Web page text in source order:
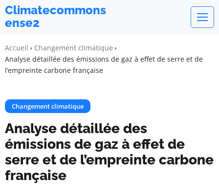
Climatecommons
ense2
Accueil
Changement climatique
Analyse détaillée des émissions de gaz à effet de serre et de
l’empreinte carbone française
Changement climatique
Analyse détaillée des
émissions de gaz à effet de
serre et de l’empreinte carbone
française